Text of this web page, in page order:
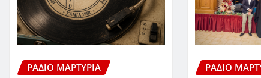
ΡΆΔΙΟ ΜΑΡΤΥΡΊΑ ΡΆΔΙΟ